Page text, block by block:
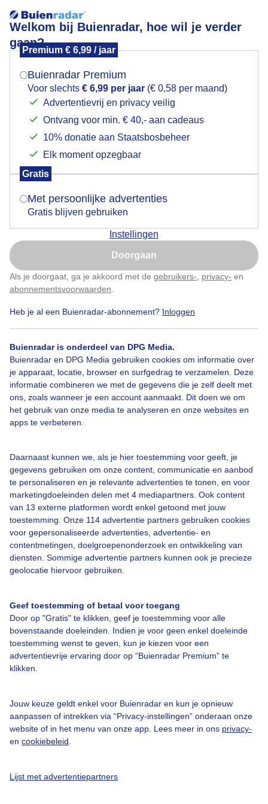
Welkom bij Buienradar, hoe wil je verder
gaan?
Premium € 6,99 / jaar
Buienradar Premium
Voor slechts € 6,99 per jaar (€ 0,58 per maand)
Advertentievrij en privacy veilig
Ontvang voor min. € 40,- aan cadeaus
10% donatie aan Staatsbosbeheer
Elk moment opzegbaar
Gratis
Met persoonlijke advertenties
Gratis blijven gebruiken
Instellingen
Doorgaan
Als je doorgaat, ga je akkoord met de gebruikers- privacy- en
abonnementsvoorwaarden
Heb je al een Buienradar-abonnement? Inloggen
Buienradar is onderdeel van DPG Media.
Buienradar en DPG Media gebruiken cookies om informatie over
je apparaat, locatie, browser en surfgedrag te verzamelen. Deze
informatie combineren we met de gegevens die je zelf deelt met
ons, zoals wanneer je een account aanmaakt. Dit doen we om
het gebruik van onze media te analyseren en onze websites en
apps te verbeteren.
Daarnaast kunnen we, als je hier toestemming voor geeft, je
gegevens gebruiken om onze content, communicatie en aanbod
te personaliseren en je relevante advertenties te tonen, en voor
marketingdoeleinden delen met 4 mediapartners. Ook content
van 13 externe platformen wordt enkel getoond met jouw
toestemming. Onze 114 advertentie partners gebruiken cookies
voor gepersonaliseerde advertenties, advertentie- en
contentmetingen, doelgroepenonderzoek en ontwikkeling van
diensten. Sommige advertentie partners kunnen ook je precieze
geolocatie hiervoor gebruiken.
Geef toestemming of betaal voor toegang
Door op "Gratis" te klikken, geef je toestemming voor alle
bovenstaande doeleinden. Indien je voor geen enkel doeleinde
toestemming wenst te geven, kun je kiezen voor een
advertentievrije ervaring door op “Buienradar Premium” te
klikken.
Jouw keuze geldt enkel voor Buienradar en kun je opnieuw
aanpassen of intrekken via “Privacy-instellingen” onderaan onze
website of in het menu van onze app. Lees meer in ons privacy-
en cookiebeleid
Lijst met advertentiepartners
Mooie wolken luchten
Mooie wolken luchten in Zeeland, eind van de middag
17:18
Door: Kees Marijs Gemaakt: 10-06-2026, 49x bekeken
Zon Wolken
Bekijk slideshow
Een moment geduld aub...
Over Buienradar
Bedrijfsgegevens
Veelgestelde vragen
Contact
Toegankelijkheid
Adverteren
Buienradar Team
Privacy beleid
Mogen we je locatie gebruiken voor het
Indien je hier nog geen akkoord op hebt gegeven,
verschijnt er zo een pop-up uit je browser waarin
Is goed, toon de popup
Nu niet, misschien later
Klik hierom dit aan te passen